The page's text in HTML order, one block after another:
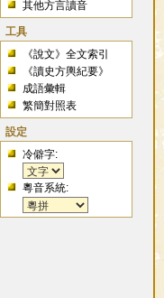
其他方言讀音
工具
《說文》全文索引
《讀史方輿紀要》
成語彙輯
繁簡對照表
設定
冷僻字:
粵音系統: